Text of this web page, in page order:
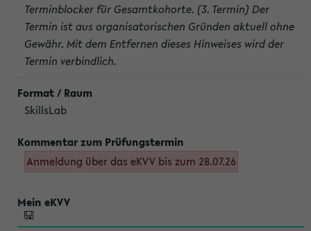
Terminblocker für Gesamtkohorte. (3. Termin) Der
Termin ist aus organisatorischen Gründen aktuell ohne
Gewähr. Mit dem Entfernen dieses Hinweises wird der
Termin verbindlich.
SkillsLab
Anmeldung über das eKVV bis zum 28.07.26